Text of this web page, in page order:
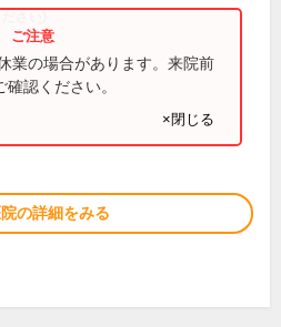
さい)
業の場合があります。来院前
認ください。
×閉じる
の詳細をみる